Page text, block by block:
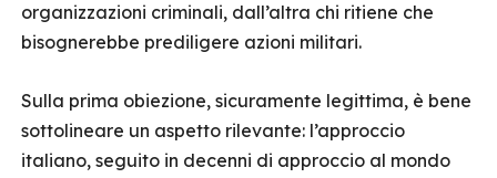
organizzazioni criminali, dall’altra chi ritiene che
bisognerebbe prediligere azioni militari.
Sulla prima obiezione, sicuramente legittima, è bene
sottolineare un aspetto rilevante: l’approccio
italiano, seguito in decenni di approccio al mondo